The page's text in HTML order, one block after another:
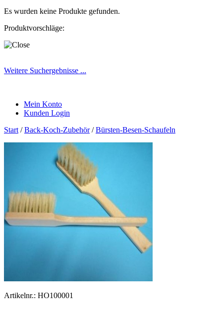
Es wurden keine Produkte gefunden.
Produktvorschläge:
Weitere Suchergebnisse ...
Mein Konto
Kunden Login
Start /Back-Koch-Zubehör/Bürsten-Besen-Schaufeln
Artikelnr.: HO100001